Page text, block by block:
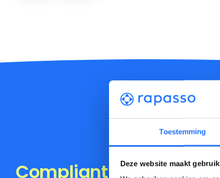
Toestemming
Deze website maakt
Compliant werken